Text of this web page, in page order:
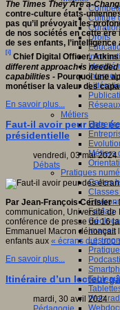
Culture
Curation
Droits
Identité
Internet
Métiers
Métiers
Pratiques
Cartes
Fablab
Images
Les
Web
The Times They Are a-
contre-culture états-
pas qu’il prévoyait les
de nos sociétés en cette
de ses enfants,
[i]
Chief Digital Officer,
different approach is
capabilities - Pourquoi une
monétiser la valeur des
En savoir plus...
Faut-il avoir peur des
présidentielle
vendredi, 03 mai 2024
Débats
Par Jean-François Cerisier -
communication, Université de
conférence de presse du 16
Emmanuel Macron
enfants aux « écrans qui, trop
En savoir plus...
Itinéraire d’un lecteur
mardi, 30 avril 2024